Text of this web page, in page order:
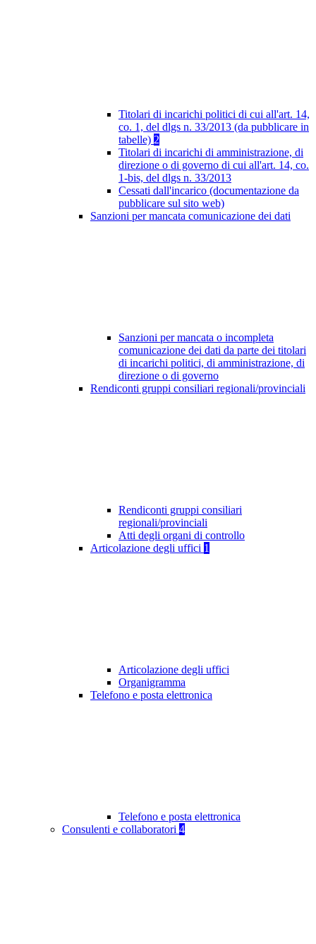
Titolari di incarichi politici di cui all'art. 14,
co. 1, del dlgs n. 33/2013 (da pubblicare in
tabelle) 2
Titolari di incarichi di amministrazione, di
direzione o di governo di cui all'art. 14, co.
1-bis, del dlgs n. 33/2013
Cessati dall'incarico (documentazione da
pubblicare sul sito web)
Sanzioni per mancata comunicazione dei dati
Sanzioni per mancata o incompleta
comunicazione dei dati da parte dei titolari
di incarichi politici, di amministrazione, di
direzione o di governo
Rendiconti gruppi consiliari regionali/provinciali
Rendiconti gruppi consiliari
regionali/provinciali
Atti degli organi di controllo
Articolazione degli uffici 1
Articolazione degli uffici
Organigramma
Telefono e posta elettronica
Telefono e posta elettronica
Consulenti e collaboratori 4